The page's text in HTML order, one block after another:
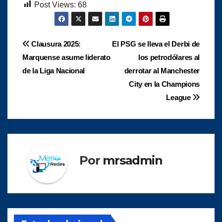
Post Views: 68
Navegación
de
El PSG se lleva el Derbi de
los petrodólares al
derrotar al Manchester
City en la Champions
League
Clausura 2025:
Marquense asume liderato
de la Liga Nacional
Por mrsadmin